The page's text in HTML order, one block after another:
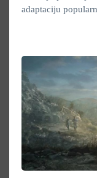
adaptaciju